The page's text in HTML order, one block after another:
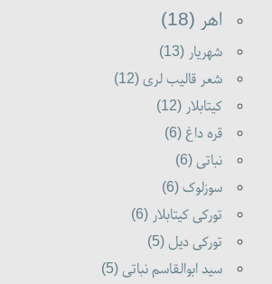
اهر (18)
شهریار (13)
شعر قالیب لری (12)
کیتابلار (12)
قره داغ (6)
نباتی (6)
سوزلوک (6)
تورکی کیتابلار (6)
تورکی دیل (5)
سید ابوالقاسم نباتی (5)